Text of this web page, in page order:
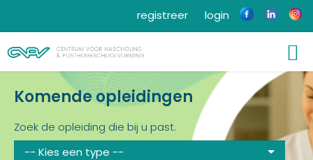
login
registreer
Komende opleidingen
Zoek de opleiding die bij u past.
-- Kies een type --